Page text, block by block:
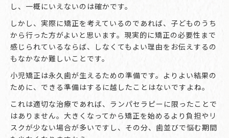
し、一概にいえないのは確かです。
しかし、実際に矯正を考えているのであれば、子どものうち
から行った方がよいと思います。現実的に矯正の必要性まで
感じられているならば、しなくてもよい理由をお伝えするの
もなかなか難しいことです。
小児矯正は永久歯が生えるための準備です。よりよい結果の
ために、できる準備はするに越したことはないですよね。
これは適切な治療であれば、ランパセラピーに限ったことで
はありません。大きくなってから矯正を始めるより負担やリ
スクが少ない場合が多いですし、その分、歯並びで悩む期間